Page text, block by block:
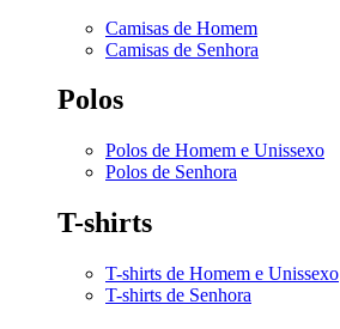
Camisas de Homem
Camisas de Senhora
Polos
Polos de Homem e Unissexo
Polos de Senhora
T-shirts
T-shirts de Homem e Unissexo
T-shirts de Senhora